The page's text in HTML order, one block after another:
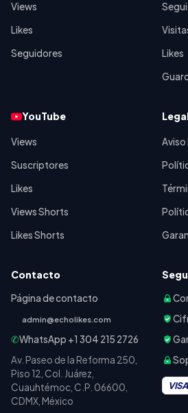
Views
Likes
Seguidores
Likes
YouTube
Views
Suscriptores
Likes
Views Shorts
Likes Shorts
Aviso
Contacto
Página de contacto
admin@echolikes.com
✆WhatsApp +1 304 215 2726
Av. Paseo de la Reforma 250,
Piso 12, Col. Juárez,
Cuauhtémoc, C.P. 06600,
CDMX, México
VISA